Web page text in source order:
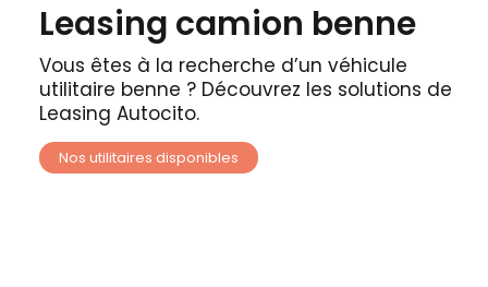
Leasing camion benne
Vous êtes à la recherche d’un véhicule
utilitaire benne ? Découvrez les solutions de
Leasing Autocito.
Nos utilitaires disponibles